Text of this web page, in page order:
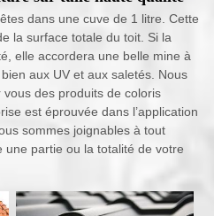
dans une cuve de 1 litre. Cette
la surface totale du toit. Si la
elle accordera une belle mine à
aux UV et aux saletés. Nous
des produits de coloris
est éprouvée dans l’application
sommes joignables à tout
une partie ou la totalité de votre